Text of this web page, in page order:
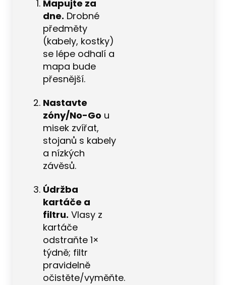
Mapujte za
dne. Drobné
předměty
(kabely, kostky)
se lépe odhalí a
mapa bude
přesnější.
Nastavte
zóny/No-Go u
misek zvířat,
stojanů s kabely
a nízkých
závěsů.
Údržba
kartáče a
filtru. Vlasy z
kartáče
odstraňte 1×
týdně; filtr
pravidelně
očistěte/vyměňte.